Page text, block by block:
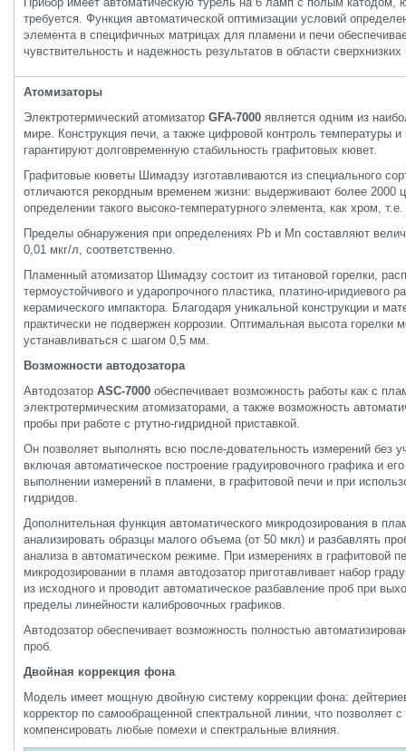
требуется. Функция автоматической оптимизации условий
элемента в специфичных матрицах для пламени и печи
чувствительность и надежность результатов в области сверхнизких
Атомизаторы
Электротермический атомизатор GFA-7000 является одним из
мире. Конструкция печи, а также цифровой контроль температуры и
гарантируют долговременную стабильность графитовых кювет.
Графитовые кюветы Шимадзу изготавливаются из специального
отличаются рекордным временем жизни: выдерживают более 2000
определении такого высоко-температурного элемента, как хром,
Пределы обнаружения при определениях Pb и Mn составляют
0,01 мкг/л, соответственно.
Пламенный атомизатор Шимадзу состоит из титановой горелки,
термоустойчивого и ударопрочного пластика, платино-иридиевого
керамического импактора. Благодаря уникальной конструкции и
практически не подвержен коррозии. Оптимальная высота горелки
устанавливаться с шагом 0,5 мм.
Возможности автодозатора
Автодозатор ASC-7000 обеспечивает возможность работы как с
электротермическим атомизаторами, а также возможность
пробы при работе с ртутно-гидридной приставкой.
Он позволяет выполнять всю после-довательность измерений без
включая автоматическое построение градуировочного графика и
выполнении измерений в пламени, в графитовой печи и при
гидридов.
Дополнительная функция автоматического микродозирования в
анализировать образцы малого объема (от 50 мкл) и разбавлять
анализа в автоматическом режиме. При измерениях в графитовой
микродозировании в пламя автодозатор приготавливает набор
из исходного и проводит автоматическое разбавление проб при
пределы линейности калибровочных графиков.
Автодозатор обеспечивает возможность полностью
проб.
Двойная коррекция фона
Модель имеет мощную двойную систему коррекции фона:
корректор по самообращенной спектральной линии, что позволяет с
компенсировать любые помехи и спектральные влияния.